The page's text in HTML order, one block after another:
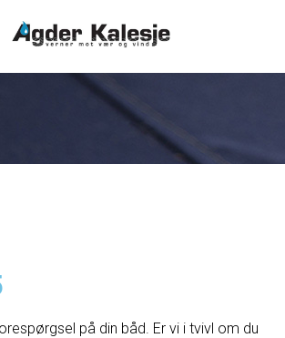
på din båd. Er vi i tvivl om du